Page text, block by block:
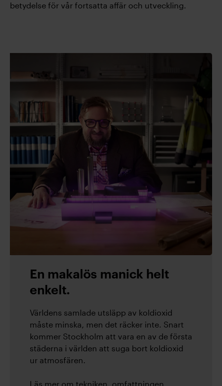
betydelse för vår fortsatta affär och utveckling.
En makalös manick helt
enkelt.
Världens samlade utsläpp av koldioxid
måste minska, men det räcker inte. Snart
kommer Stockholm att vara en av de första
städerna i världen att suga bort koldioxid
ur atmosfären.
Läs mer om tekniken, omfattningen,